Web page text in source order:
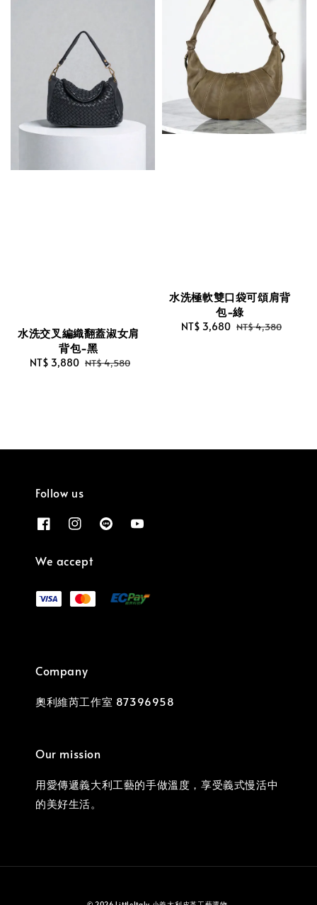
水洗交叉編織翻蓋淑女肩
背包-黑
Sale
NT$ 3,880 Regular
NT$ 4,580
水洗極軟雙口袋可頌肩背
包-綠
Sale
NT$ 3,680 Regular
NT$ 4,380
Follow us
We accept
Company
奧利維芮工作室 87396958
Our mission
用愛傳遞義大利工藝的手做溫度，享受義式慢活中
的美好生活。